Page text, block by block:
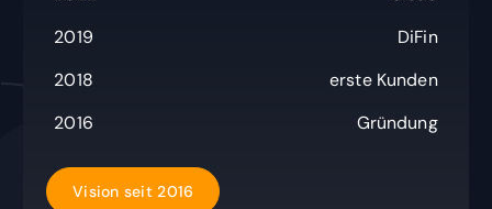
2019
DiFin
2018
erste Kunden
2016
Gründung
Vision seit 2016